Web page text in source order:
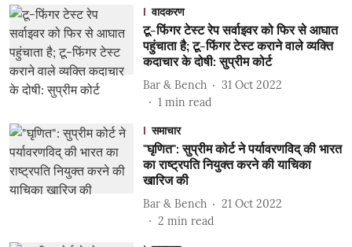
वादकरण
टू-फिंगर टेस्ट रेप सर्वाइवर को फिर से आघात
पहुंचाता है; टू-फिंगर टेस्ट कराने वाले व्यक्ति
कदाचार के दोषी: सुप्रीम कोर्ट
Bar & Bench
31 Oct 2022
1 min read
समाचार
"घृणित": सुप्रीम कोर्ट ने पर्यावरणविद् की भारत
का राष्ट्रपति नियुक्त करने की याचिका
खारिज की
Bar & Bench
21 Oct 2022
2 min read